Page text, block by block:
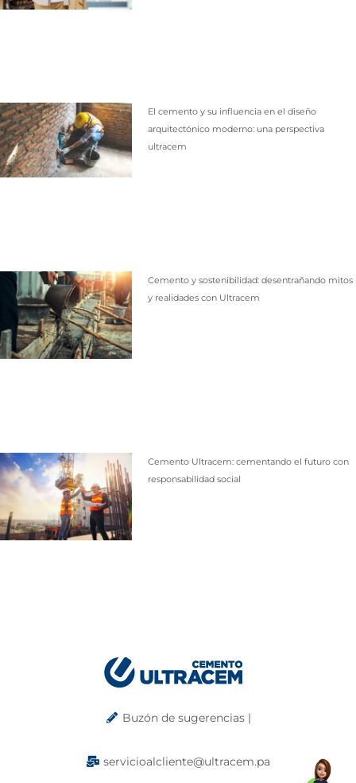
El cemento y su influencia en el diseño
arquitectónico moderno: una perspectiva
ultracem
Cemento y sostenibilidad: desentrañando mitos
y realidades con Ultracem
Cemento Ultracem: cementando el futuro con
responsabilidad social
Buzón de sugerencias |
servicioalcliente@ultracem.pa